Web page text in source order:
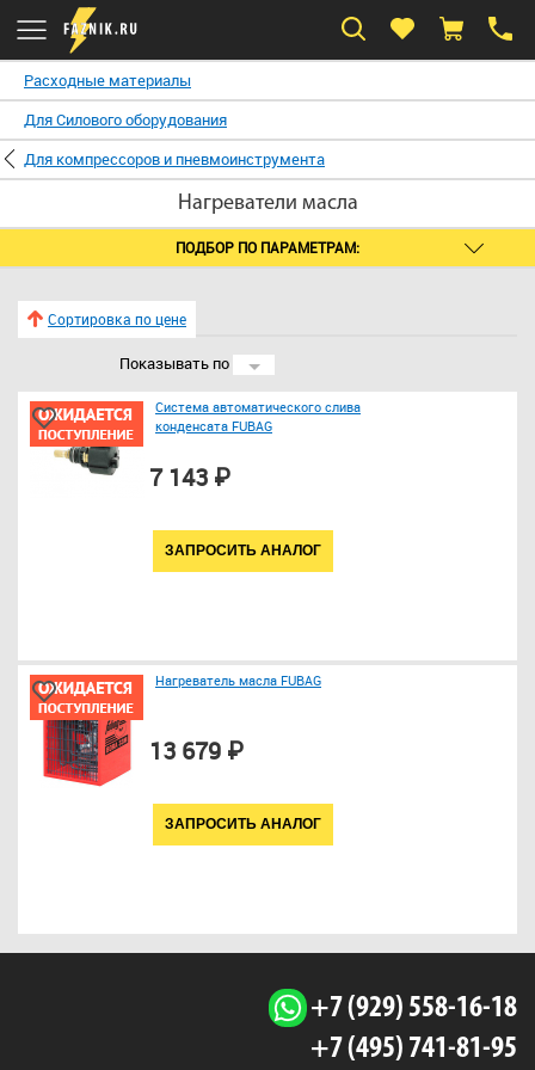
Расходные материалы
Для Силового оборудования
Для компрессоров и пневмоинструмента
Нагреватели масла
ПОДБОР ПО ПАРАМЕТРАМ:
Сортировка по цене
Показывать по 24
Система автоматического слива
конденсата FUBAG
7 143 ₽
ЗАПРОСИТЬ АНАЛОГ
Нагреватель масла FUBAG
13 679 ₽
ЗАПРОСИТЬ АНАЛОГ
+7 (929) 558-16-18
+7 (495) 741-81-95